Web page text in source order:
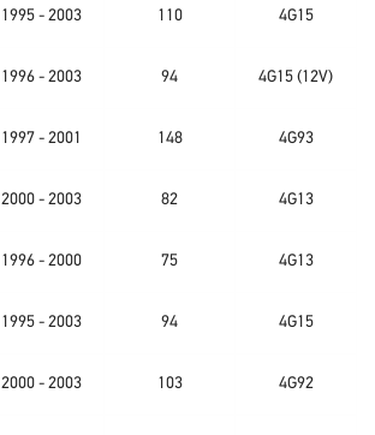
1995 - 2003 110 4G15
1996 - 2003 94 4G15 (12V)
1997 - 2001 148 4G93
2000 - 2003 82 4G13
1996 - 2000 75 4G13
1995 - 2003 94 4G15
2000 - 2003 103 4G92